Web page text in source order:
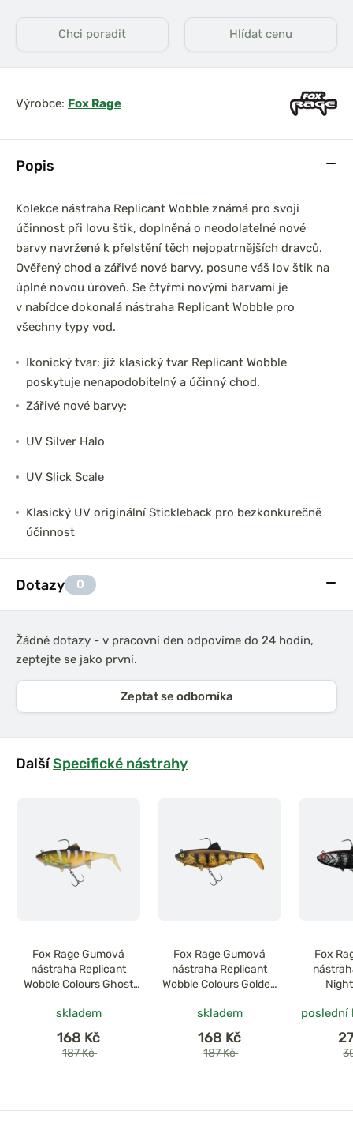
Popis
Kolekce nástraha Replicant Wobble známá pro svoji
účinnost při lovu štik, doplněná o neodolatelné nové
barvy navržené k přelstění těch nejopatrnějších dravců.
Ověřený chod a zářivé nové barvy, posune váš lov štik na
úplně novou úroveň. Se čtyřmi novými barvami je
v nabídce dokonalá nástraha Replicant Wobble pro
všechny typy vod.
Ikonický tvar: již klasický tvar Replicant Wobble
poskytuje nenapodobitelný a účinný chod.
Zářivé nové barvy:
UV Silver Halo
UV Slick Scale
Klasický UV originální Stickleback pro bezkonkurečně
účinnost
Dotazy 0
Žádné dotazy - v pracovní den odpovíme do 24 hodin,
zeptejte se jako první.
Zeptat se odborníka
DalšíSpecifické nástrahy
Fox Rage Gumová
nástraha Replicant
Wobble Colours Ghost
skladem
168 Kč
187 Kč
Fox Rage Gumová
nástraha Replicant
Wobble Colours Golden
skladem
168 Kč
187 Kč
Fox
poslední
Chci poradit Hlídat cenu
Výrobce: Fox Rage